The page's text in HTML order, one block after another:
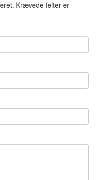
Krævede felter er